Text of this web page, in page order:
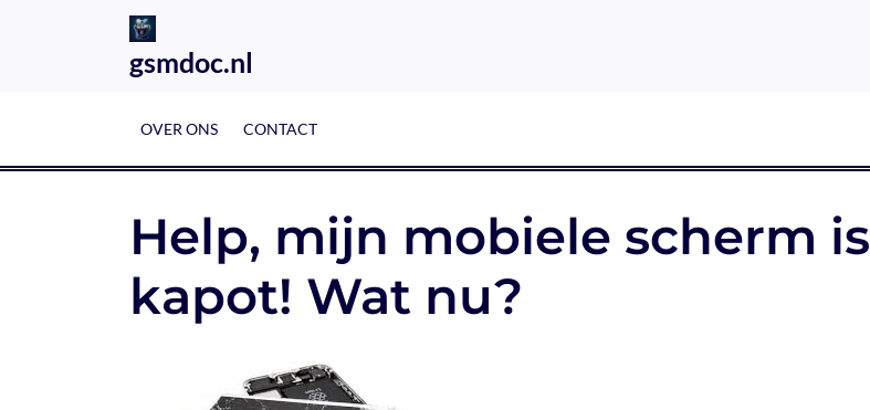
gsmdoc.nl
OVER ONS CONTACT
Help, mijn mobiele scherm is
kapot! Wat nu?